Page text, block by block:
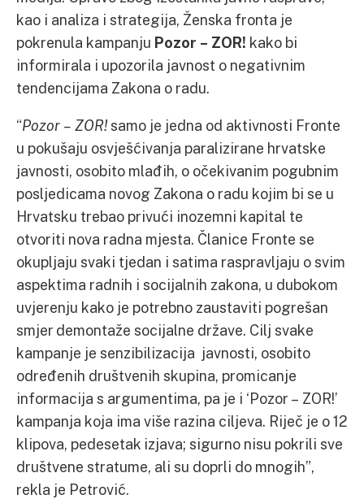
kao i analiza i strategija, Ženska fronta je
pokrenula kampanju Pozor – ZOR! kako bi
informirala i upozorila javnost o negativnim
tendencijama Zakona o radu.
“Pozor – ZOR!samo je jedna od aktivnosti Fronte
u pokušaju osvješćivanja paralizirane hrvatske
javnosti, osobito mlađih, o očekivanim pogubnim
posljedicama novog Zakona o radu kojim bi se u
Hrvatsku trebao privući inozemni kapital te
otvoriti nova radna mjesta. Članice Fronte se
okupljaju svaki tjedan i satima raspravljaju o svim
aspektima radnih i socijalnih zakona, u dubokom
uvjerenju kako je potrebno zaustaviti pogrešan
smjer demontaže socijalne države. Cilj svake
kampanje je senzibilizacija javnosti, osobito
određenih društvenih skupina, promicanje
informacija s argumentima, pa je i ‘Pozor – ZOR!’
kampanja koja ima više razina ciljeva. Riječ je o 12
klipova, pedesetak izjava; sigurno nisu pokrili sve
društvene stratume, ali su doprli do mnogih”,
rekla je Petrović.